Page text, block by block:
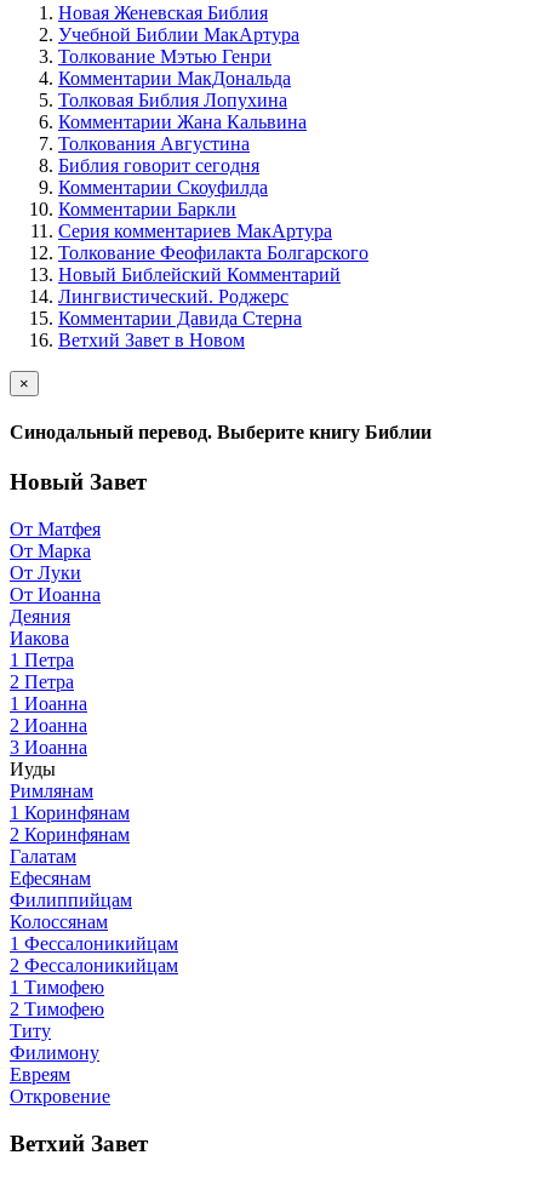
Новая Женевская Библия
Учебной Библии МакАртура
Толкование Мэтью Генри
Комментарии МакДональда
Толковая Библия Лопухина
Комментарии Жана Кальвина
Толкования Августина
Библия говорит сегодня
Комментарии Скоуфилда
Комментарии Баркли
Серия комментариев МакАртура
Толкование Феофилакта Болгарского
Новый Библейский Комментарий
Лингвистический. Роджерс
Комментарии Давида Стерна
Ветхий Завет в Новом
×
Синодальный перевод. Выберите книгу Библии
Новый Завет
От Матфея
От Марка
От Луки
От Иоанна
Деяния
Иакова
1 Петра
2 Петра
1 Иоанна
2 Иоанна
3 Иоанна
Иуды
Римлянам
1 Коринфянам
2 Коринфянам
Галатам
Ефесянам
Филиппийцам
Колоссянам
1 Фессалоникийцам
2 Фессалоникийцам
1 Тимофею
2 Тимофею
Титу
Филимону
Евреям
Откровение
Ветхий Завет